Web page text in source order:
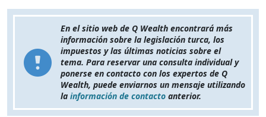
En el sitio web de Q Wealth encontrará más
información sobre la legislación turca, los
impuestos y las últimas noticias sobre el
tema. Para reservar una consulta individual y
ponerse en contacto con los expertos de Q
Wealth, puede enviarnos un mensaje utilizando
la información de contacto anterior.